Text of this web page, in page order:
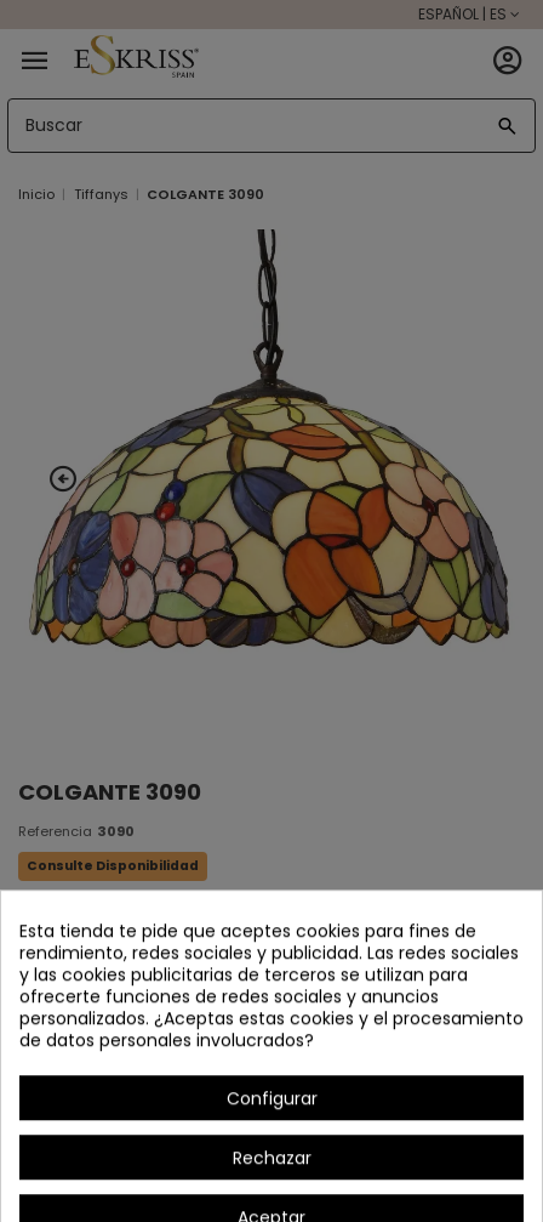
ESPAÑOL | ES
Inicio Tiffanys COLGANTE 3090
COLGANTE 3090
Referencia 3090
Consulte Disponibilidad
Colgante 2L
Cristal tiffany Original
Fundición marrón chocolate
2 x E27 (bombillas no incluidas)
Detalles del producto
Esta tienda te pide que aceptes cookies para fines de
rendimiento, redes sociales y publicidad. Las redes sociales
y las cookies publicitarias de terceros se utilizan para
ofrecerte funciones de redes sociales y anuncios
personalizados. ¿Aceptas estas cookies y el procesamiento
de datos personales involucrados?
Configurar
Rechazar